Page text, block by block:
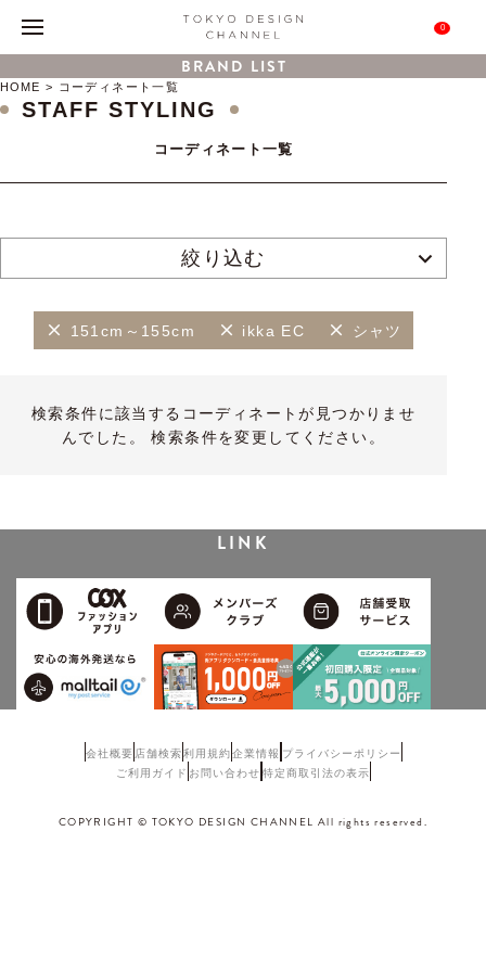
0
BRAND LIST
HOME コーディネート一覧
STAFF STYLING
コーディネート一覧
絞り込む
151cm～155cm ikka EC シャツ
検索条件に該当するコーディネートが見つかりませ
んでした。 検索条件を変更してください。
LINK
会社概要 店舗検索利用規約企業情報 プライバシーポリシー
ご利用ガイド お問い合わせ 特定商取引法の表示
COPYRIGHT © TOKYO DESIGN CHANNEL All rights reserved.